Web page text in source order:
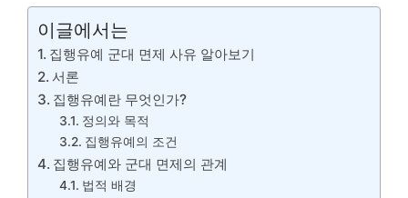
이글에서는
집행유예 군대 면제 사유 알아보기
서론
집행유예란 무엇인가?
정의와 목적
집행유예의 조건
집행유예와 군대 면제의 관계
법적 배경